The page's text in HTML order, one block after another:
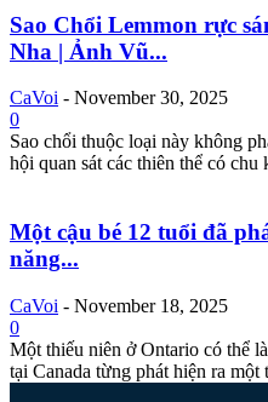
Sao Chổi Lemmon rực
Nha | Ảnh Vũ...
CaVoi - November 30, 2025
0
Sao chổi thuộc loại này không
hội quan sát các thiên thể có chu
Một cậu bé 12 tuổi đã
năng...
CaVoi - November 18, 2025
0
Một thiếu niên ở Ontario có thể
tại Canada từng phát hiện ra